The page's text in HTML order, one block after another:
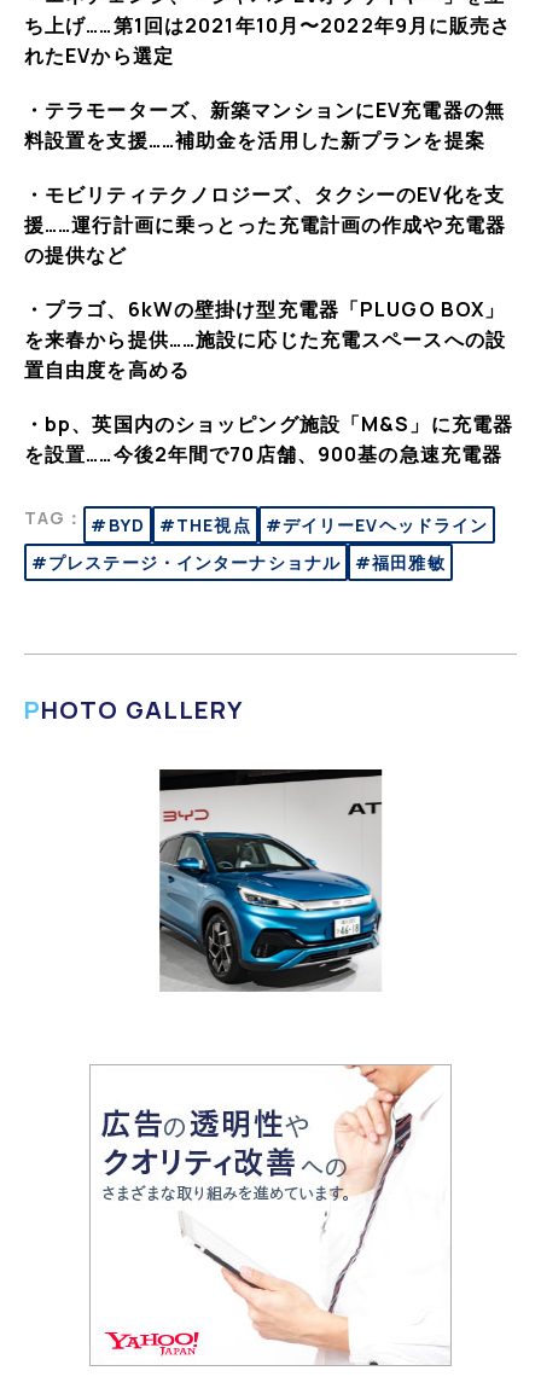
ち上げ……第1回は2021年10月〜2022年9月に販売さ
れたEVから選定
・テラモーターズ、新築マンションにEV充電器の無
料設置を支援……補助金を活用した新プランを提案
・モビリティテクノロジーズ、タクシーのEV化を支
援……運行計画に乗っとった充電計画の作成や充電器
の提供など
・プラゴ、6kWの壁掛け型充電器「PLUGO BOX」
を来春から提供……施設に応じた充電スペースへの設
置自由度を高める
・bp、英国内のショッピング施設「M&S」に充電器
を設置……今後2年間で70店舗、900基の急速充電器
TAG： #BYD #THE視点
#デイリーEVヘッドライン
#プレステージ・インターナショナル
#福田雅敏
PHOTO GALLERY